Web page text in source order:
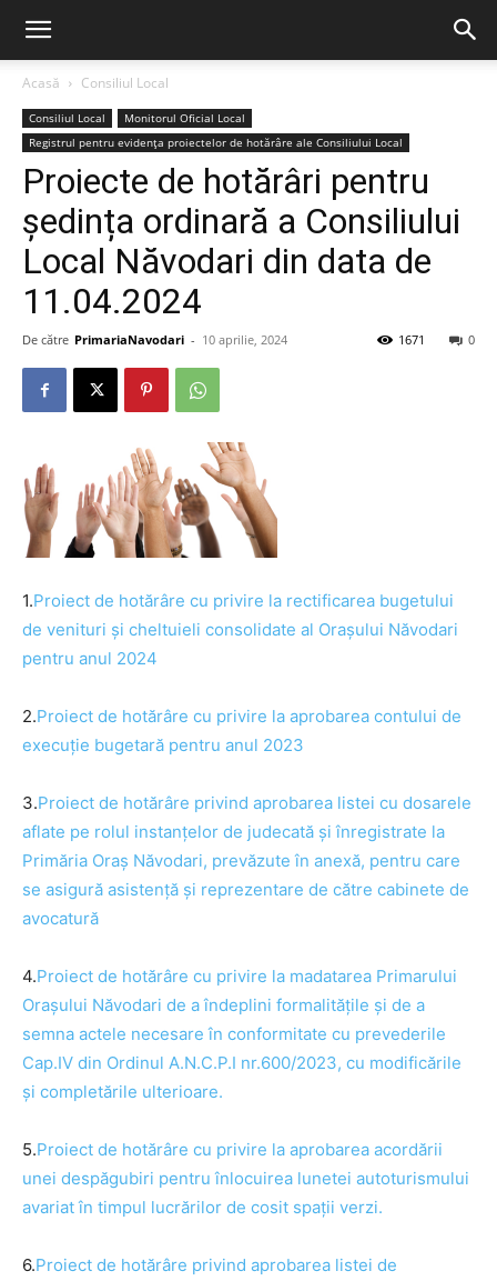
Acasă Consiliul Local
Consiliul Local
Monitorul Oficial Local
Registrul pentru evidența proiectelor de hotărâre ale Consiliului Local
Proiecte de hotărâri pentru
ședința ordinară a Consiliului
Local Năvodari din data de
11.04.2024
De către PrimariaNavodari - 10 aprilie, 2024 0
1671
1.Proiect de hotărâre cu privire la rectificarea bugetului
de venituri și cheltuieli consolidate al Orașului Năvodari
pentru anul 2024
2.Proiect de hotărâre cu privire la aprobarea contului de
execuție bugetară pentru anul 2023
3.Proiect de hotărâre privind aprobarea listei cu dosarele
aflate pe rolul instanțelor de judecată și înregistrate la
Primăria Oraș Năvodari, prevăzute în anexă, pentru care
se asigură asistență și reprezentare de către cabinete de
avocatură
4.Proiect de hotărâre cu privire la madatarea Primarului
Orașului Năvodari de a îndeplini formalitățile și de a
semna actele necesare în conformitate cu prevederile
Cap.IV din Ordinul A.N.C.P.I nr.600/2023, cu modificările
și completările ulterioare.
5.Proiect de hotărâre cu privire la aprobarea acordării
unei despăgubiri pentru înlocuirea lunetei autoturismului
avariat în timpul lucrărilor de cosit spații verzi.
6.Proiect de hotărâre privind aprobarea listei de